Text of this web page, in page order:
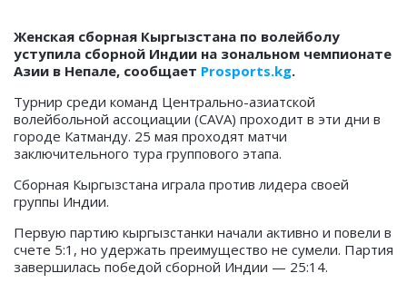
Женская сборная Кыргызстана по волейболу
уступила сборной Индии на зональном чемпионате
Азии в Непале, сообщает Prosports.kg.
Турнир среди команд Центрально-азиатской
волейбольной ассоциации (СAVA) проходит в эти дни в
городе Катманду. 25 мая проходят матчи
заключительного тура группового этапа.
Сборная Кыргызстана играла против лидера своей
группы Индии.
Первую партию кыргызстанки начали активно и повели в
счете 5:1, но удержать преимущество не сумели. Партия
завершилась победой сборной Индии — 25:14.